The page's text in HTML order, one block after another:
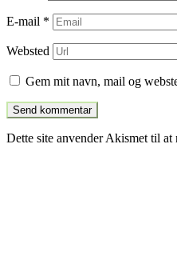
E-mail *
Websted
Gem mit navn, mail og
Dette site anvender Akismet til at